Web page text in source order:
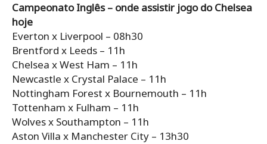
Campeonato Inglês – onde assistir jogo do Chelsea
hoje
Everton x Liverpool – 08h30
Brentford x Leeds – 11h
Chelsea x West Ham – 11h
Newcastle x Crystal Palace – 11h
Nottingham Forest x Bournemouth – 11h
Tottenham x Fulham – 11h
Wolves x Southampton – 11h
Aston Villa x Manchester City – 13h30